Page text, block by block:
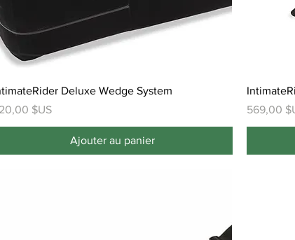
Deluxe Wedge System
$US
Ajouter au panier
Prix
569,00